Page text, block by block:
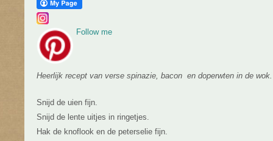
Follow me
Heerlijk recept van verse spinazie, bacon en doperwten in de
Snijd de uien fijn.
Snijd de lente uitjes in ringetjes.
Hak de knoflook en de peterselie fijn.